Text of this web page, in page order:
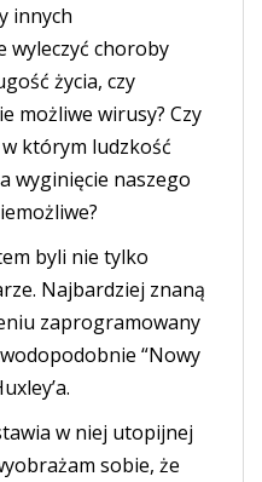
innych
wyleczyć choroby
życia, czy
możliwe wirusy? Czy
którym ludzkość
wyginięcie naszego
byli nie tylko
Najbardziej znaną
zaprogramowany
“Nowy
w niej utopijnej
sobie, że